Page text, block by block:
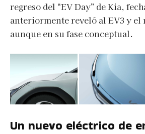
regreso del “EV Day” de Kia,
anteriormente reveló al EV3 y el
aunque en su fase conceptual.
Un nuevo eléctrico de